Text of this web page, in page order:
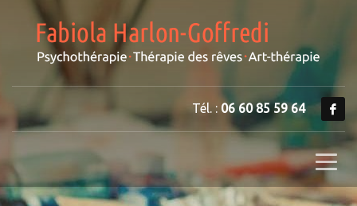
Tél. : 06 60 85 59 64